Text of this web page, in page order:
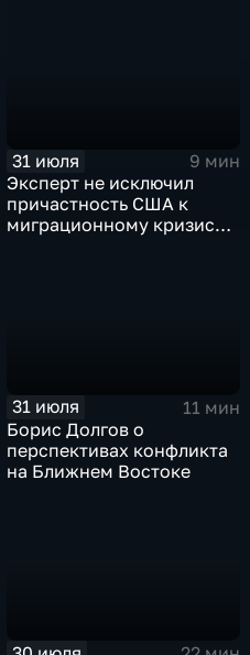
31 июля
9 мин
Эксперт не исключил
причастность США к
миграционному кризису в
31 июля
11 мин
Борис Долгов о
перспективах конфликта
на Ближнем Востоке